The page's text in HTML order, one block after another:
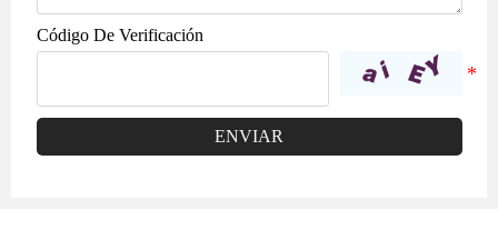
Código De Verificación
ENVIAR